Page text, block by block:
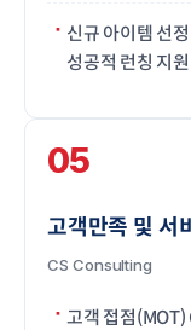
신규 아이템 선
성공적 런칭 지원
05
고객만족 및 서
CS Consulting
고객 접점(MOT)